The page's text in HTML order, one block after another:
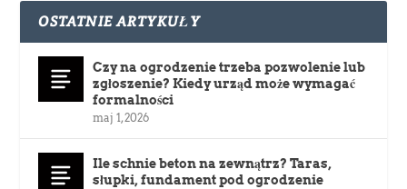
OSTATNIE ARTYKUŁY
Czy na ogrodzenie trzeba pozwolenie lub
zgłoszenie? Kiedy urząd może wymagać
formalności
maj 1, 2026
Ile schnie beton na zewnątrz? Taras,
słupki, fundament pod ogrodzenie